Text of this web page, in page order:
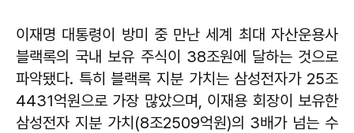
이재명 대통령이 방미 중 만난 세계 최대 자산운용사
블랙록의 국내 보유 주식이 38조원에 달하는 것으로
파악됐다. 특히 블랙록 지분 가치는 삼성전자가 25조
4431억원으로 가장 많았으며, 이재용 회장이 보유한
삼성전자 지분 가치(8조2509억원)의 3배가 넘는 수